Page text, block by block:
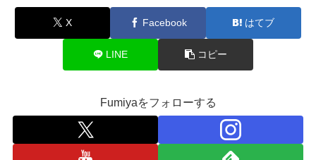
X Facebook はてブ
LINE コピー
Fumiyaをフォローする